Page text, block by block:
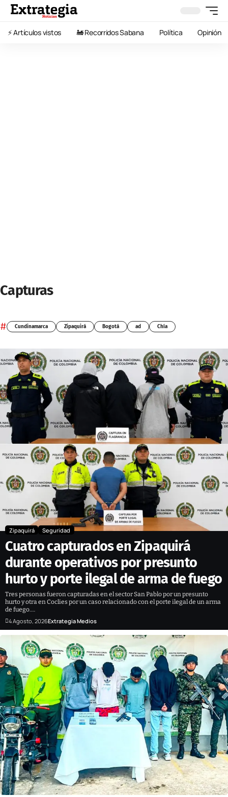
⚡️ Artículos vistos 🚂 Recorridos Sabana Política Opinión
Capturas
# Cundinamarca Zipaquirá Bogotá ad Chía
Zipaquirá Seguridad
Cuatro capturados en Zipaquirá
durante operativos por presunto
hurto y porte ilegal de arma de fuego
Tres personas fueron capturadas en el sector San Pablo por un presunto
hurto y otra en Coclies por un caso relacionado con el porte ilegal de un arma
de fuego.…
4 Agosto, 2026Extrategia Medios